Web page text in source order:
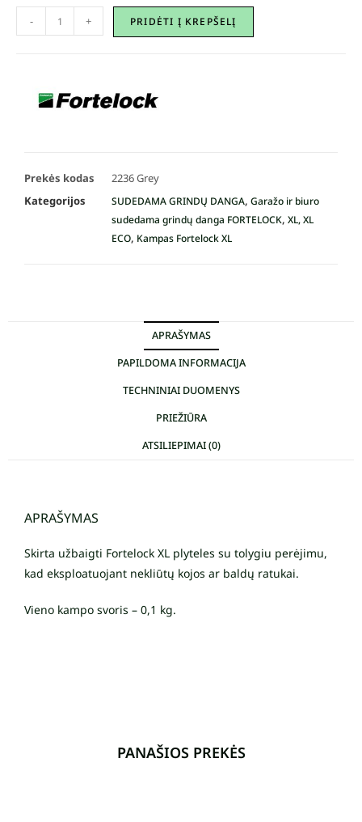
- + PRIDĖTI Į KREPŠELĮ
Prekės kodas
2236 Grey
Kategorijos
SUDEDAMA GRINDŲ DANGA, Garažo ir biuro
sudedama grindų danga FORTELOCK, XL, XL
ECO, Kampas Fortelock XL
APRAŠYMAS
PAPILDOMA INFORMACIJA
TECHNINIAI DUOMENYS
PRIEŽIŪRA
ATSILIEPIMAI (0)
APRAŠYMAS
Skirta užbaigti Fortelock XL plyteles su tolygiu perėjimu,
kad eksploatuojant nekliūtų kojos ar baldų ratukai.
Vieno kampo svoris – 0,1 kg.
PANAŠIOS PREKĖS